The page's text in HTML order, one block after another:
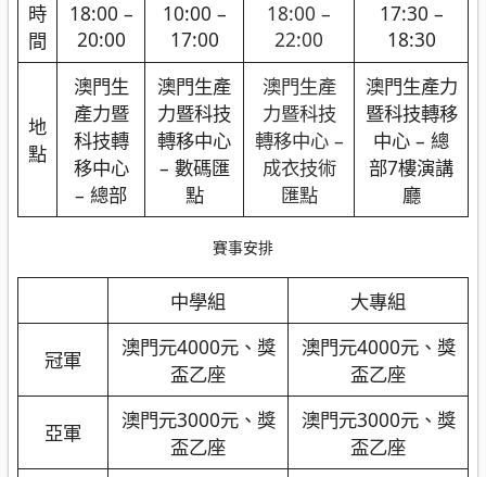
時
間
18:00 –
20:00
10:00 –
17:00
18:00 –
22:00
17:30 –
18:30
地
點
澳門生
產力暨
科技轉
移中心
– 總部
澳門生產
力暨科技
轉移中心
– 數碼匯
點
澳門生產
力暨科技
轉移中心 –
成衣技術
匯點
澳門生產力
暨科技轉移
中心 – 總
部7樓演講
廳
賽事安排
中學組 大專組
冠軍
澳門元4000元、獎
盃乙座
澳門元4000元、獎
盃乙座
亞軍
澳門元3000元、獎
盃乙座
澳門元3000元、獎
盃乙座